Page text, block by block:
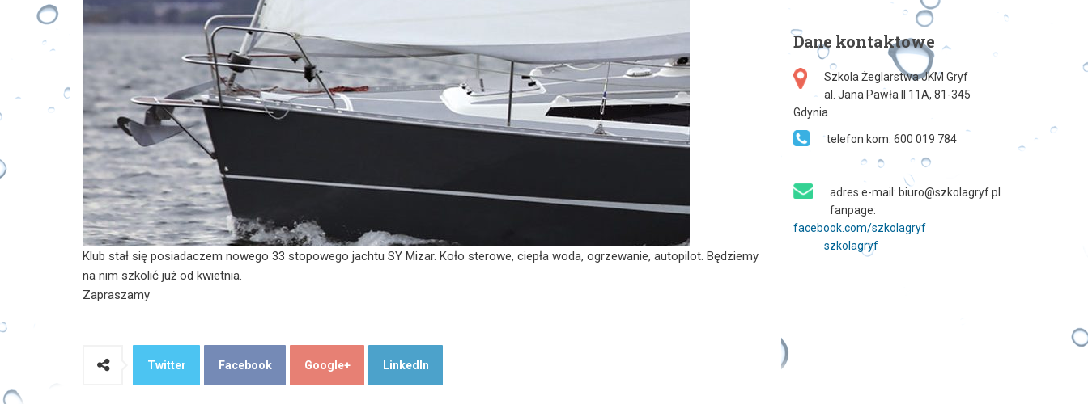
Klub stał się posiadaczem nowego 33 stopowego jachtu SY Mizar. Koło sterowe, ciepła woda, ogrzewanie, autopilot. Będziemy
na nim szkolić już od kwietnia.
Zapraszamy
Twitter Facebook Google+ LinkedIn
Dane kontaktowe
Szkola Żeglarstwa JKM Gryf
al. Jana Pawła II 11A, 81-345
Gdynia
telefon kom. 600 019 784
adres e-mail: biuro@szkolagryf.pl
fanpage:
facebook.com/szkolagryf
szkolagryf